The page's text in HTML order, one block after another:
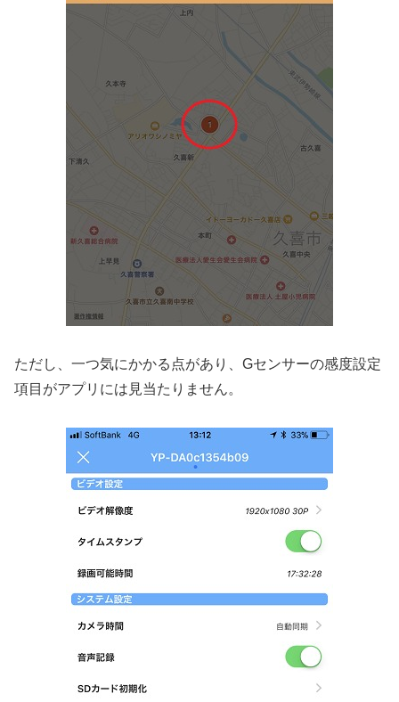
ただし、一つ気にかかる点があり、Gセンサーの感度設定
項目がアプリには見当たりません。